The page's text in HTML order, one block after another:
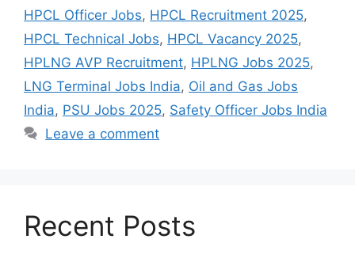
HPCL Officer Jobs, HPCL Recruitment 2025,
HPCL Technical Jobs, HPCL Vacancy 2025,
HPLNG AVP Recruitment, HPLNG Jobs 2025,
LNG Terminal Jobs India, Oil and Gas Jobs
India, PSU Jobs 2025, Safety Officer Jobs India
Leave a comment
Recent Posts